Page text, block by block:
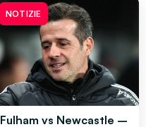
NOTIZIE
Fulham vs Newcastle –